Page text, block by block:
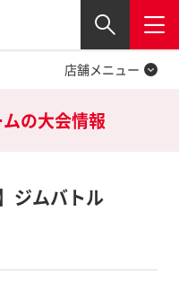
閉じる
店舗メニュー
の大会情報
ジムバトル